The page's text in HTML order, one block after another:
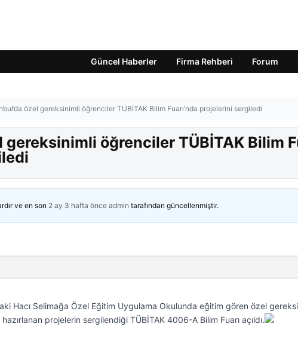
Güncel Haberler Firma Rehberi Forum
özel gereksinimli öğrenciler TÜBİTAK Bilim Fuarı’nda projelerini sergiledi
gereksinimli öğrenciler TÜBİTAK Bilim
ve en son 2 ay 3 hafta önce admin tarafından güncellenmiştir.
Hacı Selimağa Özel Eğitim Uygulama Okulunda eğitim gören özel
projelerin sergilendiği TÜBİTAK 4006-A Bilim Fuarı açıldı.